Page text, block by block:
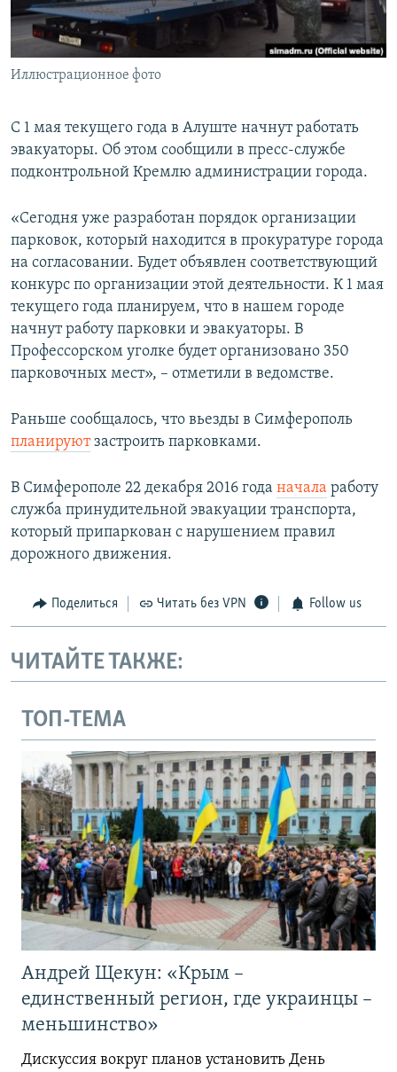
ПОБЕДИТЕЛЕЙ НЕ СУДЯТ?
КРЫМ.НЕПОКОРЕННЫЙ
ELIFBE
ПРИСОЕДИНЯЙТЕСЬ!
Все сайты RFE/RL
Иллюстрационное фото
С 1 мая текущего года в Алуште начнут работать
эвакуаторы. Об этом сообщили в пресс-службе
подконтрольной Кремлю администрации города.
«Сегодня уже разработан порядок организации
парковок, который находится в прокуратуре города
на согласовании. Будет объявлен соответствующий
конкурс по организации этой деятельности. К 1 мая
текущего года планируем, что в нашем городе
начнут работу парковки и эвакуаторы. В
Профессорском уголке будет организовано 350
парковочных мест», – отметили в ведомстве.
Раньше сообщалось, что вьезды в Симферополь
планируютзастроить парковками.
В Симферополе 22 декабря 2016 года начала работу
служба принудительной эвакуации транспорта,
который припаркован с нарушением правил
дорожного движения.
Поделиться Читать без VPN Follow us
ЧИТАЙТЕ ТАКЖЕ:
ТОП-ТЕМА
Андрей Щекун: «Крым –
единственный регион, где украинцы –
меньшинство»
Дискуссия вокруг планов установить День